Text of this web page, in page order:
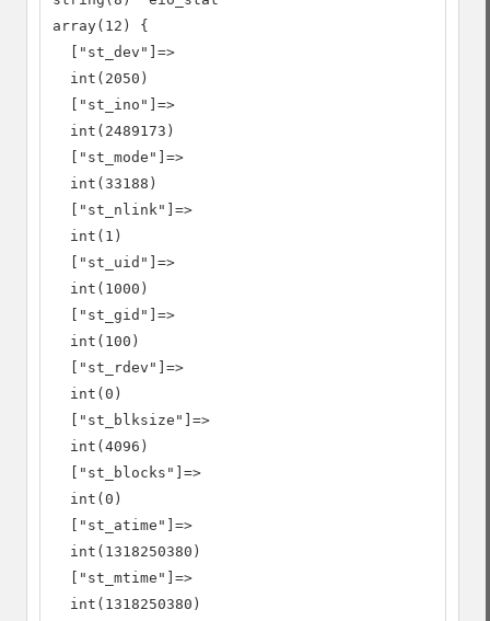
array(12) {
  ["st_dev"]=>
  int(2050)
  ["st_ino"]=>
  int(2489173)
  ["st_mode"]=>
  int(33188)
  ["st_nlink"]=>
  int(1)
  ["st_uid"]=>
  int(1000)
  ["st_gid"]=>
  int(100)
  ["st_rdev"]=>
  int(0)
  ["st_blksize"]=>
  int(4096)
  ["st_blocks"]=>
  int(0)
  ["st_atime"]=>
  int(1318250380)
  ["st_mtime"]=>
  int(1318250380)